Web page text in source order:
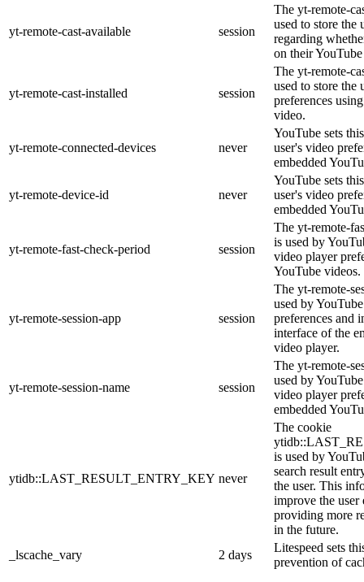
yt-remote-cast-available session
The yt-remote-
used to store the
regarding
on their
yt-remote-cast-installed session
The yt-remote-
used to store the
preferences
video.
yt-remote-connected-devices never
YouTube sets
user's video
embedded
yt-remote-device-id never
YouTube sets
user's video
embedded
yt-remote-fast-check-period session
The yt-remote-
is used by
video player
YouTube videos.
yt-remote-session-app session
The yt-remote-
used by
preferences and
interface of the
video player.
yt-remote-session-name session
The yt-remote-
used by
video player
embedded
ytidb::LAST_RESULT_ENTRY_KEY never
The cookie
is used by
search result
the user. This
improve the user
providing more
in the future.
_lscache_vary
2 days
Litespeed sets
prevention of